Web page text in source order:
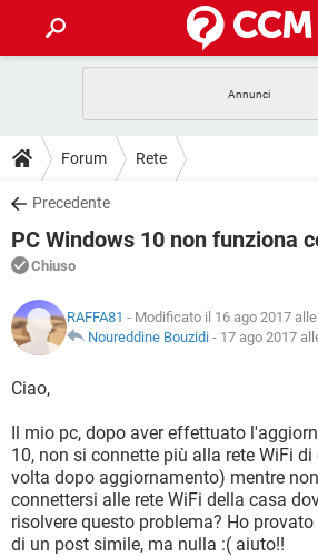
INTRATTENIMENTO
iOS
INSTAGRAM
TIKTOK
HARDWARE
GUIDE
COVID-19
iOS
INSTAGRAM
TIKTOK
DOWNLOAD
COVID-19 GAMING
INTRATTENIMENTO
iOS
INSTAGRAM
TIKTOK
HARDWARE
FORUM
COVID-19
INTRATTENIMENTO
TIKTOK
HARDWARE
GLOSSARIO
COVID-19
INTRATTENIMENTO
iOS
INSTAGRAM
TIKTOK
HARDWARE
Forum Rete
Precedente
PC Windows 10 non funziona
Chiuso
RAFFA81 - Modificato il 16 ago 2017
Noureddine Bouzidi - 17 ago 2017
Ciao,
Il mio pc, dopo aver effettuato
10, non si connette più alla rete WiFi
volta dopo aggiornamento) mentre
connettersi alle rete WiFi della casa
risolvere questo problema? Ho
di un post simile, ma nulla :( aiuto!!